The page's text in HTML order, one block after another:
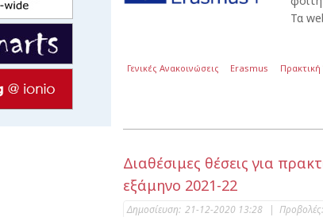
Τα
Γενικές Ανακοινώσεις Erasmus
Διαθέσιμες θέσεις για
εξάμηνο 2021-22
Δημοσίευση: 21-12-2020 13:28 | Προβολές: